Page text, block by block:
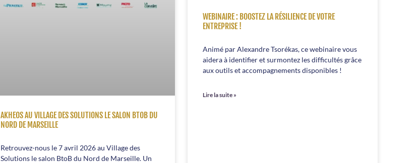
AKHEOS AU VILLAGE DES SOLUTIONS LE SALON BTOB DU
NORD DE MARSEILLE
Retrouvez-nous le 7 avril 2026 au Village des
Solutions le salon BtoB du Nord de Marseille. Un
WEBINAIRE : BOOSTEZ LA RÉSILIENCE DE VOTRE
ENTREPRISE !
Animé par Alexandre Tsorékas, ce webinaire vous
aidera à identifier et surmontez les difficultés grâce
aux outils et accompagnements disponibles !
Lire la suite »